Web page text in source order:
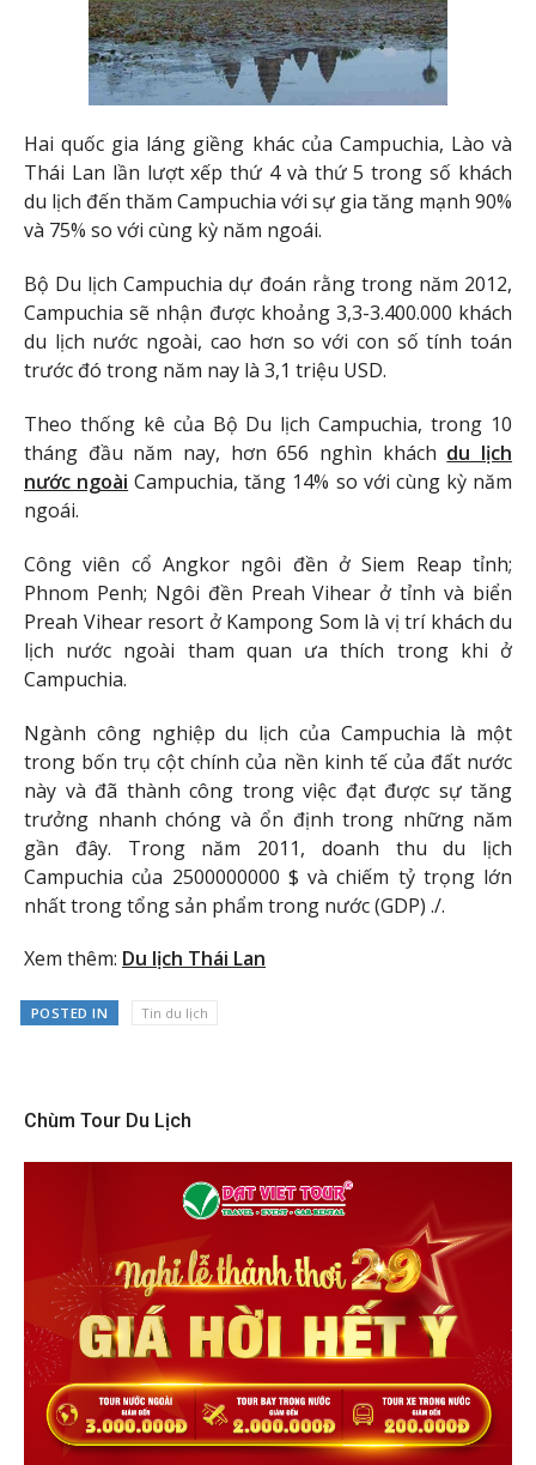
Hai quốc gia láng giềng khác của Campuchia, Lào và
Thái Lan lần lượt xếp thứ 4 và thứ 5 trong số khách
du lịch đến thăm Campuchia với sự gia tăng mạnh 90%
và 75% so với cùng kỳ năm ngoái.
Bộ Du lịch Campuchia dự đoán rằng trong năm 2012,
Campuchia sẽ nhận được khoảng 3,3-3.400.000 khách
du lịch nước ngoài, cao hơn so với con số tính toán
trước đó trong năm nay là 3,1 triệu USD.
Theo thống kê của Bộ Du lịch Campuchia, trong 10
tháng đầu năm nay, hơn 656 nghìn khách du lịch
nước ngoài Campuchia, tăng 14% so với cùng kỳ năm
ngoái.
Công viên cổ Angkor ngôi đền ở Siem Reap tỉnh;
Phnom Penh; Ngôi đền Preah Vihear ở tỉnh và biển
Preah Vihear resort ở Kampong Som là vị trí khách du
lịch nước ngoài tham quan ưa thích trong khi ở
Campuchia.
Ngành công nghiệp du lịch của Campuchia là một
trong bốn trụ cột chính của nền kinh tế của đất nước
này và đã thành công trong việc đạt được sự tăng
trưởng nhanh chóng và ổn định trong những năm
gần đây. Trong năm 2011, doanh thu du lịch
Campuchia của 2500000000 $ và chiếm tỷ trọng lớn
nhất trong tổng sản phẩm trong nước (GDP) ./.
Xem thêm: Du lịch Thái Lan
POSTED IN Tin du lịch
Chùm Tour Du Lịch